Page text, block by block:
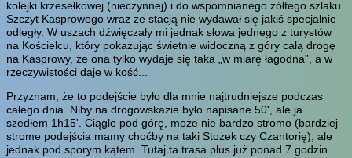
kolejki krzesełkowej (nieczynnej) i do wspomnianego żółtego szlaku.
Szczyt Kasprowego wraz ze stacją nie wydawał się jakiś specjalnie
odległy. W uszach dźwięczały mi jednak słowa jednego z turystów
na Kościelcu, który pokazując świetnie widoczną z góry całą drogę
na Kasprowy, że ona tylko wydaje się taka „w miarę łagodna”, a w
rzeczywistości daje w kość...
Przyznam, że to podejście było dla mnie najtrudniejsze podczas
całego dnia. Niby na drogowskazie było napisane 50', ale ja
szedłem 1h15'. Ciągle pod górę, może nie bardzo stromo (bardziej
strome podejścia mamy choćby na taki Stożek czy Czantorię), ale
jednak pod sporym kątem. Tutaj ta trasa plus już ponad 7 godzin